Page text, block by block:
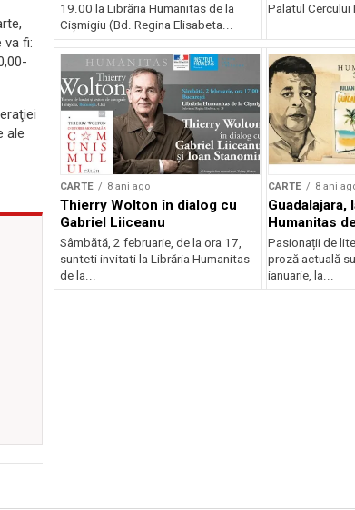
va fi:
ale
19.00 la Librăria Humanitas de la
Cișmigiu (Bd. Regina Elisabeta...
Palatul Cercului
CARTE 8 ani ago
Thierry Wolton în dialog cu
Gabriel Liiceanu
Sâmbătă, 2 februarie, de la ora 17,
sunteti invitati la Librăria Humanitas
de la...
CARTE 8 ani
Guadalajara,
Humanitas
Pasionații de
proză actuală
ianuarie, la...